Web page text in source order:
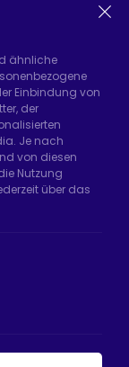
34555
ähnliche
Einbindung von
der
Je nach
von diesen
Nutzung
über das